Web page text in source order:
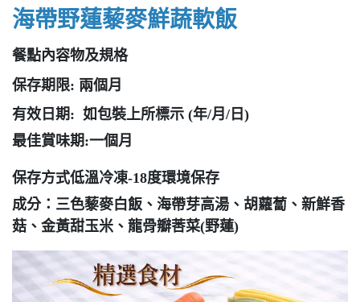
海帶野蓮藜麥鮮蔬軟飯
餐點內容物及規格
保存期限: 兩個月
有效日期: 如包裝上所標示 (年/月/日)
最佳賞味期:一個月
保存方式低溫冷凍-18度環境保存
成分：三色藜麥白飯、海帶芽高湯、胡蘿蔔、新鮮香
菇、金黃甜玉米、龍骨瓣莕菜(野蓮)